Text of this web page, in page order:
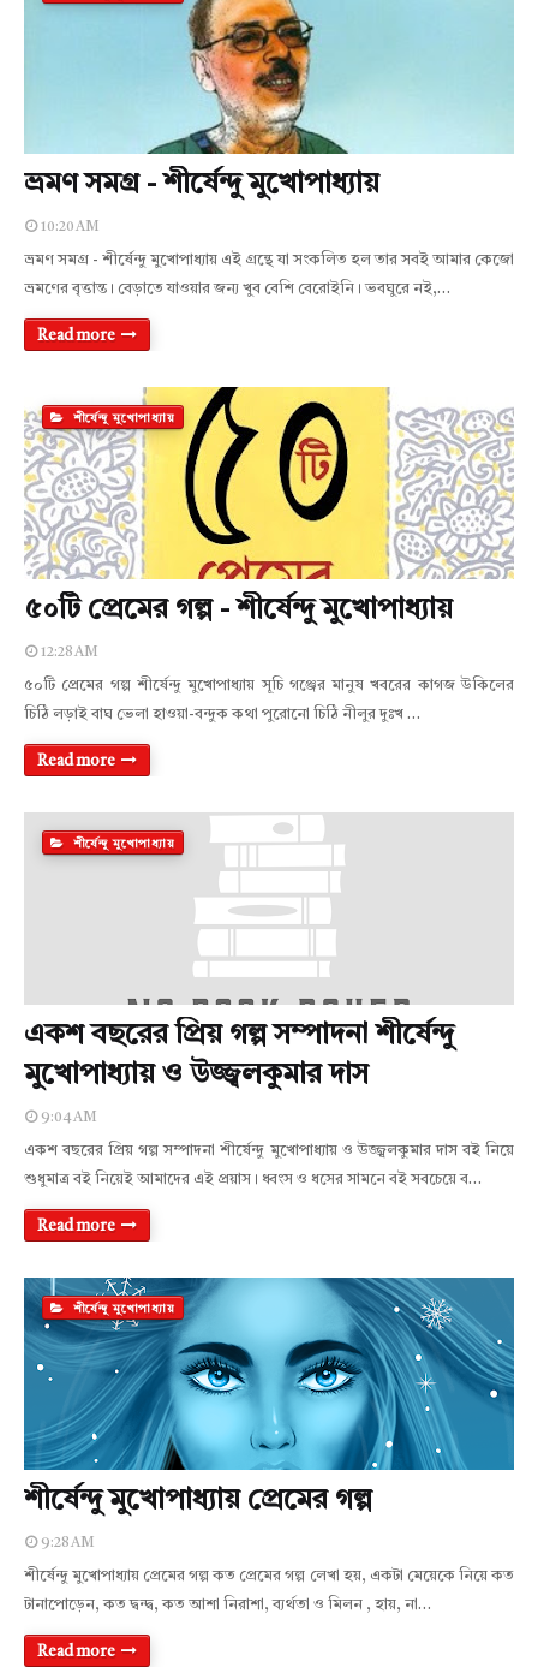
ভ্রমণ সমগ্র - শীর্ষেন্দু মুখোপাধ্যায়
10:20 AM
ভ্রমণ সমগ্র - শীর্ষেন্দু মুখোপাধ্যায় এই গ্রন্থে যা সংকলিত হল তার সবই আমার কেজো
ভ্রমণের বৃত্তান্ত। বেড়াতে যাওয়ার জন্য খুব বেশি বেরোইনি। ভবঘুরে নই,…
Read more
শীর্ষেন্দু মুখোপাধ্যায়
৫০টি প্রেমের গল্প - শীর্ষেন্দু মুখোপাধ্যায়
12:28 AM
৫০টি প্রেমের গল্প শীর্ষেন্দু মুখোপাধ্যায় সূচি গঞ্জের মানুষ খবরের কাগজ উকিলের
চিঠি লড়াই বাঘ ভেলা হাওয়া-বন্দুক কথা পুরোনো চিঠি নীলুর দুঃখ …
Read more
শীর্ষেন্দু মুখোপাধ্যায়
একশ বছরের প্রিয় গল্প সম্পাদনা শীর্ষেন্দু
মুখোপাধ্যায় ও উজ্জ্বলকুমার দাস
9:04 AM
একশ বছরের প্রিয় গল্প সম্পাদনা শীর্ষেন্দু মুখোপাধ্যায় ও উজ্জ্বলকুমার দাস বই নিয়ে
শুধুমাত্র বই নিয়েই আমাদের এই প্রয়াস। ধ্বংস ও ধসের সামনে বই সবচেয়ে ব…
Read more
শীর্ষেন্দু মুখোপাধ্যায়
শীর্ষেন্দু মুখোপাধ্যায় প্রেমের গল্প
9:28 AM
শীর্ষেন্দু মুখোপাধ্যায় প্রেমের গল্প কত প্রেমের গল্প লেখা হয়, একটা মেয়েকে নিয়ে কত
টানাপোড়েন, কত দ্বন্দ্ব, কত আশা নিরাশা, ব্যর্থতা ও মিলন , হায়, না…
Read more